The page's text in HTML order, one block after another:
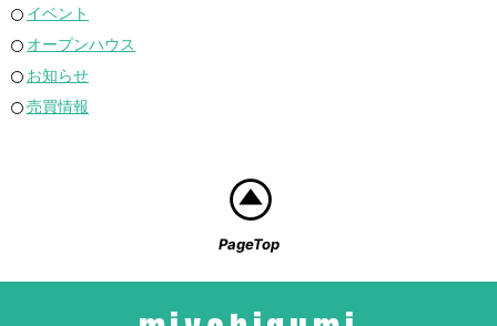
イベント
オープンハウス
お知らせ
売買情報
PageTop